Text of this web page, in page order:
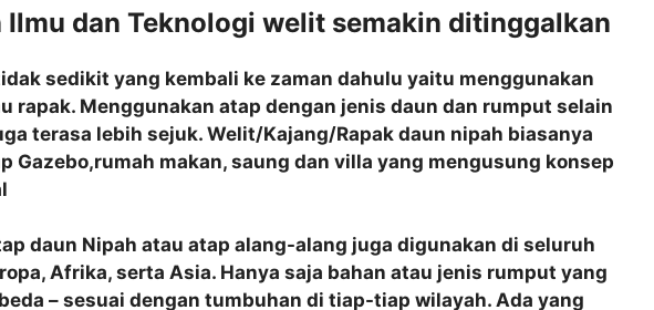
Ilmu dan Teknologi welit semakin ditinggalkan
sedikit yang kembali ke zaman dahulu yaitu menggunakan
rapak. Menggunakan atap dengan jenis daun dan rumput selain
terasa lebih sejuk. Welit/Kajang/Rapak daun nipah biasanya
Gazebo,rumah makan, saung dan villa yang mengusung konsep
daun Nipah atau atap alang-alang juga digunakan di seluruh
Afrika, serta Asia. Hanya saja bahan atau jenis rumput yang
– sesuai dengan tumbuhan di tiap-tiap wilayah. Ada yang